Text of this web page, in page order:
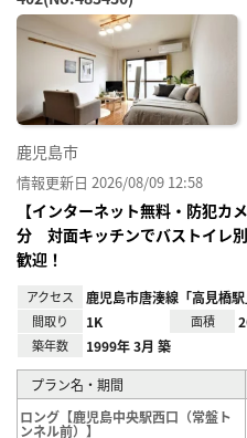
鹿児島市
情報更新日 2026/08/09 12:58
【インターネット無料・防犯カ
分 対面キッチンでバストイレ
歓迎！
アクセス 鹿児島市唐湊線「高見橋
間取り 1K 面積
築年数 1999年 3月 築
プラン名・期間
ロング【鹿児島中央駅西口（常盤ト
ンネル前）】